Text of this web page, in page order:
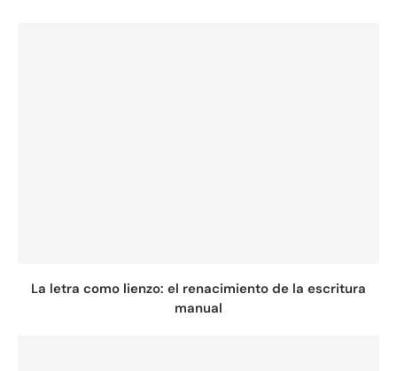
La letra como lienzo: el renacimiento de la escritura
manual